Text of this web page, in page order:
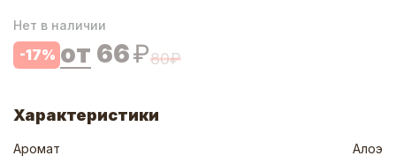
Нет в наличии
-17% от 66₽80₽
Характеристики
Аромат
Алоэ